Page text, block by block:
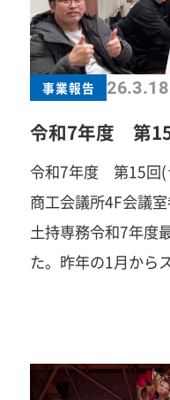
生まれました。 さらに2ショットタイムでは、一
人ひとりがしっか
深いコミュニケーシ
プルが誕生するとい
た。 春日井の地で紡がれたご縁が、これからもつ
ながり続けていく
踏み出すことで、
す。あなたの「挑戦
現」「楽しさ」「
軽にご連絡ください！ 春日井商工会議所青
事業報告 26.3.18
令和7年度 第
令和7年度 第15回(ラスト)
商工会議所4F会議室
土持専務令和7年度
た。昨年の1月から
ていただき、次年
役の仕切りにより